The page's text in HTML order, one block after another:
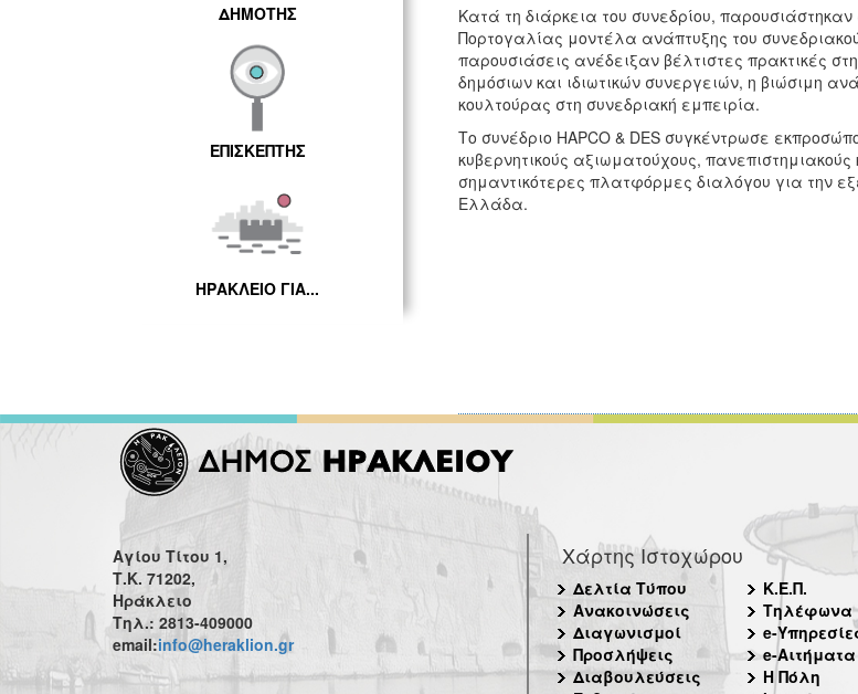
ΔΗΜΟΤΗΣ
ΕΠΙΣΚΕΠΤΗΣ
ΗΡΑΚΛΕΙΟ ΓΙΑ...
Κατά τη διάρκεια του συνεδρίου,
Πορτογαλίας μοντέλα ανάπτυξης του
παρουσιάσεις ανέδειξαν βέλτιστες πρακτικές
δημόσιων και ιδιωτικών συνεργειών, η βιώσιμη
κουλτούρας στη συνεδριακή εμπειρία.
Το συνέδριο HAPCO & DES συγκέντρωσε
κυβερνητικούς αξιωματούχους,
σημαντικότερες πλατφόρμες διαλόγου για την
Ελλάδα.
Αγίου Τίτου 1,
Τ.Κ. 71202,
Ηράκλειο
Τηλ.: 2813-409000
email:info@heraklion.gr
Χάρτης Ιστοχώρου
Δελτία Τύπου
Ανακοινώσεις
Διαγωνισμοί
Προσλήψεις
Διαβουλεύσεις
Κ.Ε.Π.
Τηλέφωνα
e-
e-Αιτήματα
Η Πόλη